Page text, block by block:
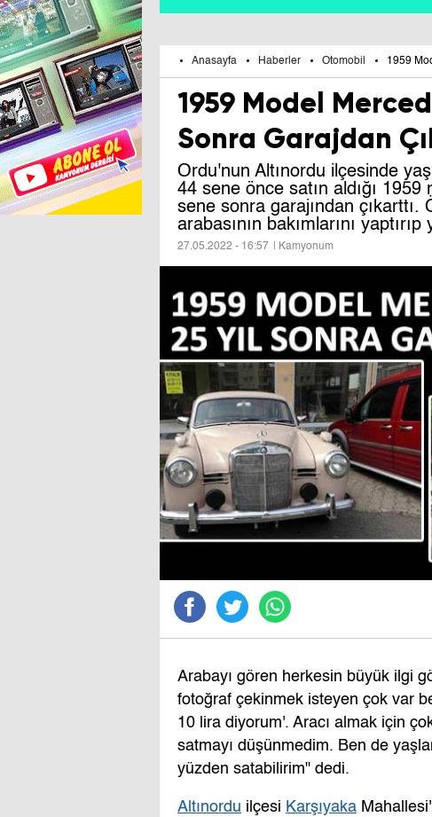
Anasayfa Haberler Otomobil 1959
1959 Model
Sonra Garajdan
Ordu'nun Altınordu ilçesinde
44 sene önce satın aldığı
sene sonra garajından
arabasının bakımlarını
27.05.2022 - 16:57 | Kamyonum
Arabayı gören herkesin büyük ilgi
fotoğraf çekinmek isteyen çok var
10 lira diyorum'. Aracı almak için
satmayı düşünmedim. Ben de
yüzden satabilirim" dedi.
Altınordu ilçesi Karşıyaka